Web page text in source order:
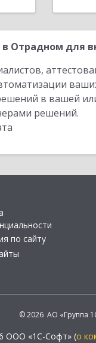
Отрадном для
в вашей
решений.
по сайту
© 2026 АО «Группа
ООО «1С-Софт» (о